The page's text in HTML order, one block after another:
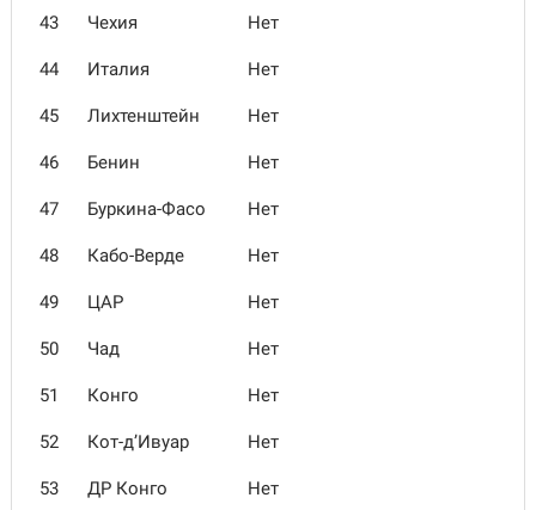
43 Чехия Нет
44 Италия Нет
45 Лихтенштейн Нет
46 Бенин Нет
47 Буркина-Фасо Нет
48 Кабо-Верде Нет
49 ЦАР Нет
50 Чад Нет
51 Конго Нет
52 Кот-д’Ивуар Нет
53 ДР Конго Нет